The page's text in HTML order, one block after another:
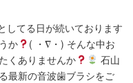
してる日が続いております
か
( ・∇・) そんな中お
くありませんか
石山
最新の音波歯ブラシをご